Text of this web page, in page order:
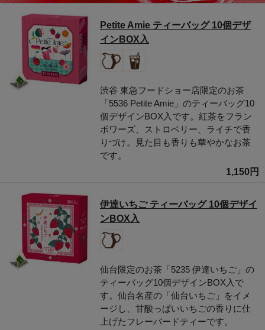
Petite Amie ティーバッグ 10個デザ
インBOX入
渋谷 東急フードショー店限定のお茶
「5536 Petite Amie」のティーバッグ10
個デザインBOX入です。紅茶をフラン
ボワーズ、ストロベリー、ライチで香
りづけ。見た目も香りも華やかなお茶
です。
1,150円
伊達いちご ティーバッグ 10個デザイ
ンBOX入
仙台限定のお茶「5235 伊達いちご」の
ティーバッグ10個デザインBOX入で
す。仙台名産の「仙台いちご」をイメ
ージし、甘酸っぱいいちごの香りに仕
上げたフレーバードティーです。